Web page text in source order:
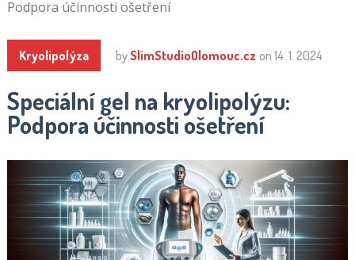
Podpora účinnosti ošetření
Kryolipolýza bySlimStudioOlomouc.cz on 14. 1. 2024
Speciální gel na kryolipolýzu:
Podpora účinnosti ošetření